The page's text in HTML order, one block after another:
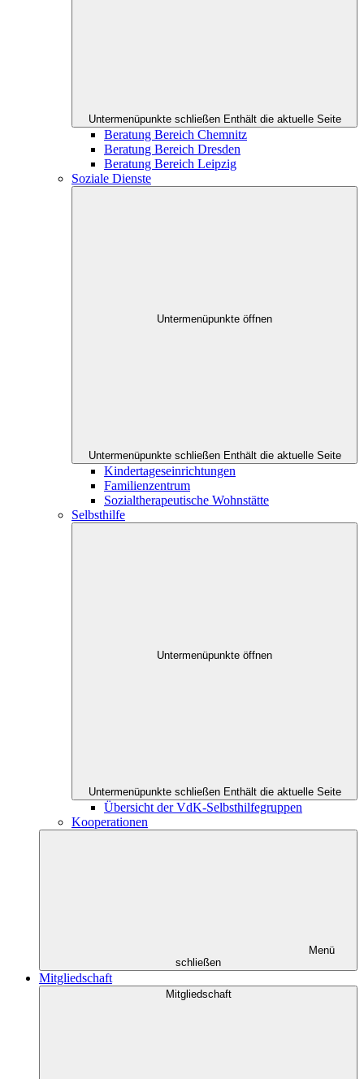
Untermenüpunkte schließen Enthält die aktuelle Seite
Beratung Bereich Chemnitz
Beratung Bereich Dresden
Beratung Bereich Leipzig
Soziale Dienste
Untermenüpunkte öffnen
Untermenüpunkte schließen Enthält die aktuelle Seite
Kindertageseinrichtungen
Familienzentrum
Sozialtherapeutische Wohnstätte
Selbsthilfe
Untermenüpunkte öffnen
Untermenüpunkte schließen Enthält die aktuelle Seite
Übersicht der VdK-Selbsthilfegruppen
Kooperationen
Menü
schließen
Mitgliedschaft
Mitgliedschaft